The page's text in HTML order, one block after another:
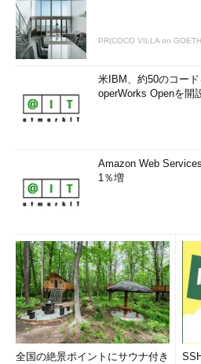
森川 滋之
1963年生まれ。1987年、東洋情報
TISに17年半勤務した後、システム
し、ユーザー企業側のITコンサル
を中心にプロモー ションのための文
Biz.IDに「奇跡の無名人」シリーズ
PR(COCO VILLA on
米IBM、約50のコー
operWorks Openを開
Amazon Web
1％増
全国の絶景ポイントにサウナ付き